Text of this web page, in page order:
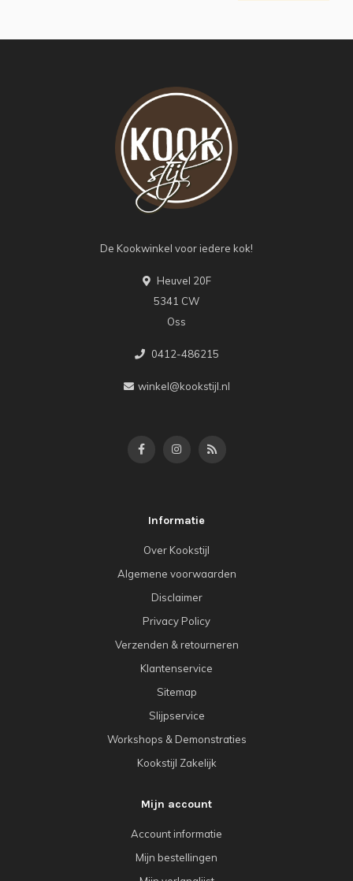
De Kookwinkel voor iedere kok!
Heuvel 20F
5341 CW
Oss
0412-486215
winkel@kookstijl.nl
Informatie
Over Kookstijl
Algemene voorwaarden
Disclaimer
Privacy Policy
Verzenden & retourneren
Klantenservice
Sitemap
Slijpservice
Workshops & Demonstraties
Kookstijl Zakelijk
Mijn account
Account informatie
Mijn bestellingen